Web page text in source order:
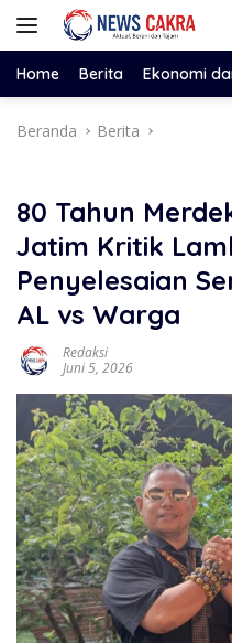
Langsung
Home Berita Ekonomi
Beranda Berita
80 Tahun
Jatim Kritik
Penyelesaian
AL vs Warga
Redaksi
Juni 5, 2026